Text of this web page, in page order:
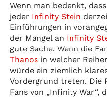
Wenn man bedenkt,
jeder Infinity Stein
Einführungen in
der Mangel an Infinity
gute Sache. Wenn die
Thanos in welcher
würde ein ziemlich
Vordergrund treten. Die
Fans von „Infinity War“,